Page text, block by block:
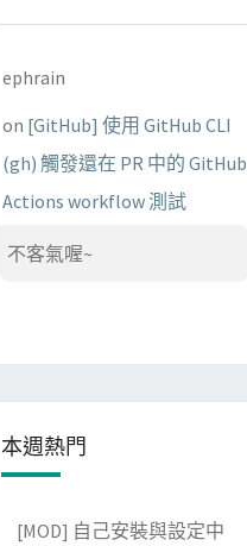
ephrain
on [GitHub] 使用 GitHub CLI
(gh) 觸發還在 PR 中的 GitHub
Actions workflow 測試
不客氣喔~
本週熱門
[MOD] 自己安裝與設定中